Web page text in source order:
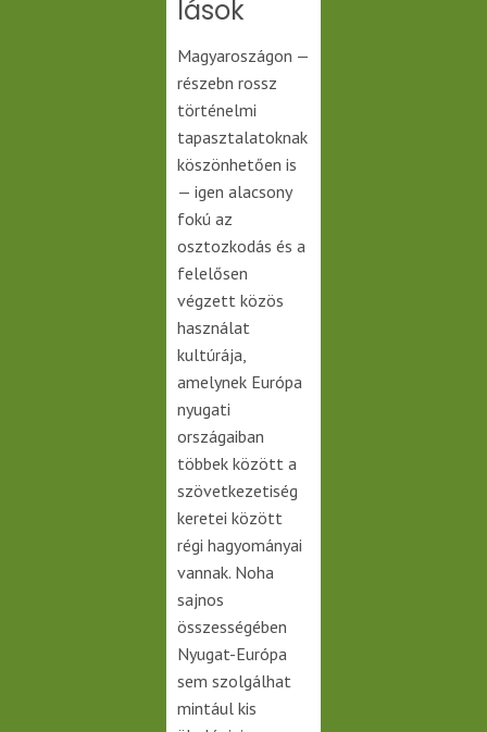
lások
Magyaroszágon —
részebn rossz
történelmi
tapasztalatoknak
köszönhetően is
— igen alacsony
fokú az
osztozkodás és a
felelősen
végzett közös
használat
kultúrája,
amelynek Európa
nyugati
országaiban
többek között a
szövetkezetiség
keretei között
régi hagyományai
vannak. Noha
sajnos
összességében
Nyugat-Európa
sem szolgálhat
mintául kis